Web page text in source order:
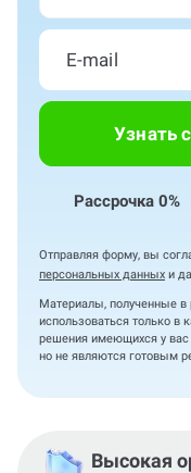
Узнать
Рассрочка 0%
Отправляя форму, вы
персональных данных и
Материалы, полученные в
использоваться только в
решения имеющихся у вас
но не являются готовым
Высокая